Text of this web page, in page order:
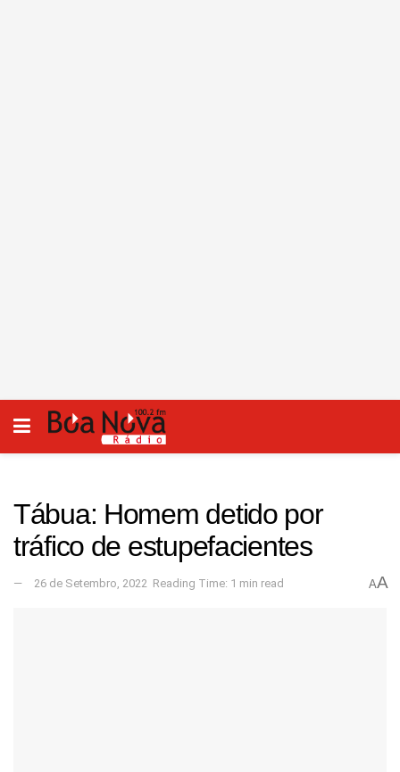
Tábua: Homem detido por
tráfico de estupefacientes
26 de Setembro, 2022 Reading Time: 1 min read AA